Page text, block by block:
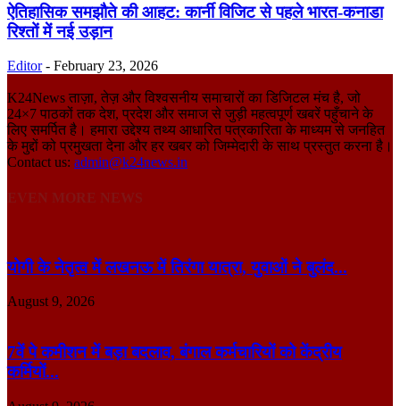
ऐतिहासिक समझौते की आहट: कार्नी विजिट से पहले भारत-कनाडा
रिश्तों में नई उड़ान
Editor - February 23, 2026
K24News ताज़ा, तेज़ और विश्वसनीय समाचारों का डिजिटल मंच है, जो
24×7 पाठकों तक देश, प्रदेश और समाज से जुड़ी महत्वपूर्ण खबरें पहुँचाने के
लिए समर्पित है। हमारा उद्देश्य तथ्य आधारित पत्रकारिता के माध्यम से जनहित
के मुद्दों को प्रमुखता देना और हर खबर को जिम्मेदारी के साथ प्रस्तुत करना है।
Contact us: admin@k24news.in
योगी के नेतृत्व में लखनऊ में तिरंगा यात्रा, युवाओं ने बुलंद...
August 9, 2026
7वें पे कमीशन में बड़ा बदलाव, बंगाल कर्मचारियों को केंद्रीय
कर्मियों...